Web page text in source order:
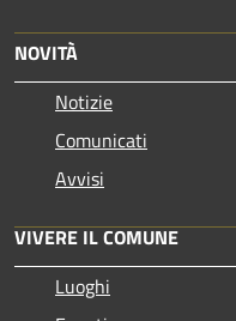
NOVITÀ
Notizie
Comunicati
Avvisi
VIVERE IL COMUNE
Luoghi